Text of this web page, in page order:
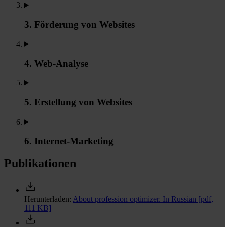
3. Förderung von Websites
4. Web-Analyse
5. Erstellung von Websites
6. Internet-Marketing
Publikationen
Herunterladen: About profession optimizer. In Russian [pdf,
111 KB]